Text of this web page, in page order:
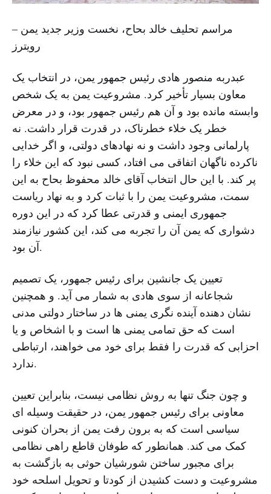
مراسم تحلیف خالد بحاح، نخست وزیر جدید یمن –
رویترز
عبدربه منصور هادی رئیس جمهور یمن، در انتخاب یک
معاون بسیار تأخیر کرد. مشروعیت یمن به یک شخص
وابسته مانده بود و آن هم رئیس جمهور بود، و در معرض
خطر یک خلاء خطرناک، در قدرت قرار داشت. نه
پارلمانی وجود داشت و نه نهادهای دولتی، و اگر خدایی
ناکرده ناگهان اتفاقی می افتاد، کسی نبود که این خلاء را
پر کند. با این حال انتخاب آقای خالد محفوظ بحاح به این
سمت، مشروعیت یمن را با ثبات کرد و به نهاد ریاست
جمهوری ایمنی و قدرتی عطا کرد که در این دوره
دشواری که یمن آن را تجربه می کند، این کشور نیازمند
آن بود.
تعیین یک جانشین برای رئیس جمهور، یک تصمیم
شجاعانه از سوی هادی به شمار می آید. و همچنین
نشان دهنده آینده نگری یمنی ها در ساختار دولتی مدنی
است که حق تمامی یمنی ها است و با اشخاص و یا
احزابی که قدرت را فقط برای خود می خواهند، ارتباطی
ندارد.
و چون جنگ تنها به روش نظامی نیست، بنابراین تعیین
معاونی برای رئیس جمهور یمن، در حقیقت وسیله ای
سیاسی است که به برون رفت یمن از بحران کنونی
کمک می کند. همانطور که طوفان قاطع راهی نظامی
برای مجبور ساختن شورشیان حوثی به بازگشت به
مشروعیت و دست کشیدن از کودتا و تحویل اسلحه خود